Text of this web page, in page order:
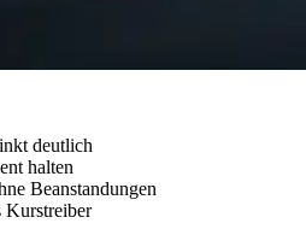
deutlich
halten
Beanstandungen
Kurstreiber